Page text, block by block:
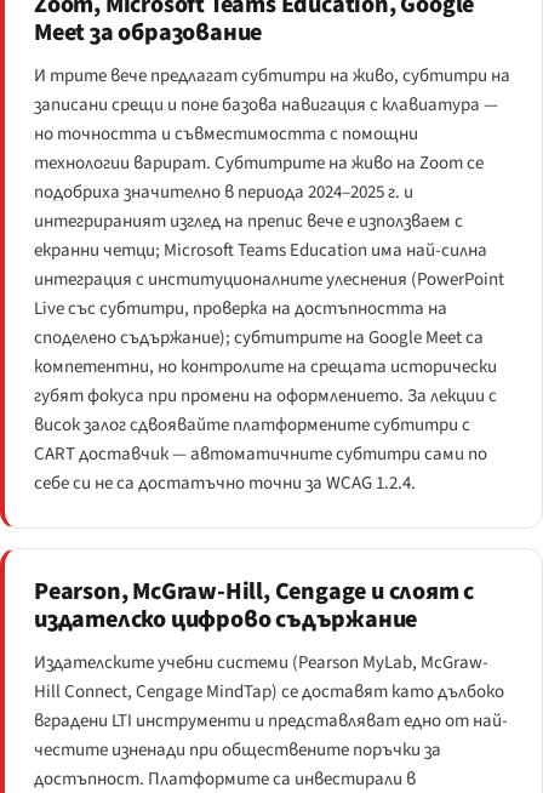
Meet за образование
И трите вече предлагат субтитри на живо, субтитри на
записани срещи и поне базова навигация с клавиатура —
но точността и съвместимостта с помощни
технологии варират. Субтитрите на живо на Zoom се
подобриха значително в периода 2024–2025 г. и
интегрираният изглед на препис вече е използваем с
екранни четци; Microsoft Teams Education има най-силна
интеграция с институционалните улеснения (PowerPoint
Live със субтитри, проверка на достъпността на
споделено съдържание); субтитрите на Google Meet са
компетентни, но контролите на срещата исторически
губят фокуса при промени на оформлението. За лекции с
висок залог сдвоявайте платформените субтитри с
CART доставчик — автоматичните субтитри сами по
себе си не са достатъчно точни за WCAG 1.2.4.
Pearson, McGraw-Hill, Cengage и слоят с
издателско цифрово съдържание
Издателските учебни системи (Pearson MyLab, McGraw-
Hill Connect, Cengage MindTap) се доставят като дълбоко
вградени LTI инструменти и представляват едно от най-
честите изненади при обществените поръчки за
достъпност. Платформите са инвестирали в